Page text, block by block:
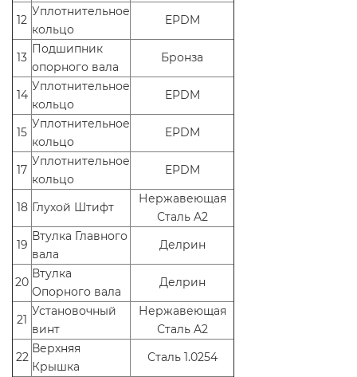
12
Уплотнительное
кольцо
EPDM
13
Подшипник
опорного вала
Бронза
14
Уплотнительное
кольцо
EPDM
15
Уплотнительное
кольцо
EPDM
17
Уплотнительное
кольцо
EPDM
18 Глухой Штифт
Нержавеющая
Сталь A2
19
Втулка Главного
вала
Делрин
20
Втулка
Опорного вала
Делрин
21
Установочный
винт
Нержавеющая
Сталь A2
22
Верхняя
Крышка
Сталь 1.0254